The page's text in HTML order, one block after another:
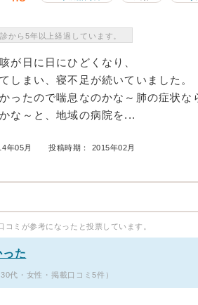
から5年以上経過しています。
が日に日にひどくなり、
しまい、寝不足が続いていました。
ったので喘息なのかな～肺の症状な
な～と、地域の病院を...
年05月 投稿時期： 2015年02月
コミが参考になったと投票しています。
った
代・女性・掲載口コミ5件）